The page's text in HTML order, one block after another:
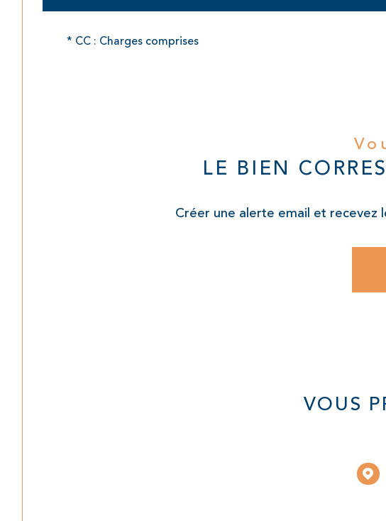
* CC : Charges comprises
LE BIEN
Créer une alerte email et recevez
VOUS